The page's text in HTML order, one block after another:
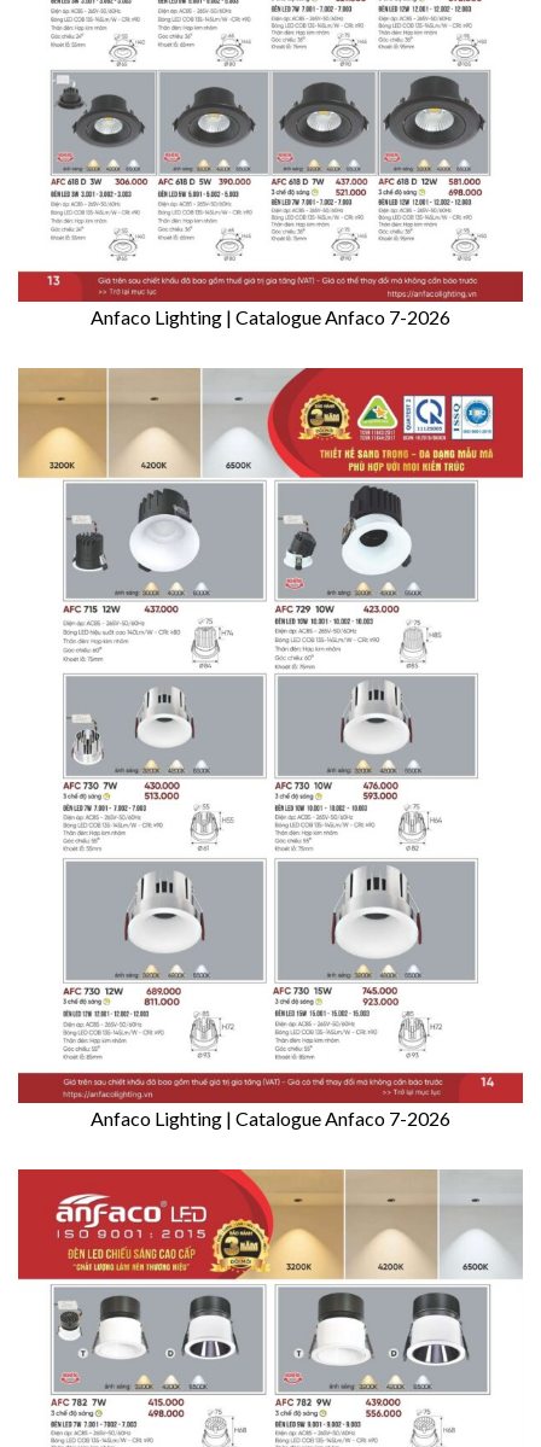
Anfaco Lighting | Catalogue Anfaco 7-2026
Anfaco Lighting | Catalogue Anfaco 7-2026